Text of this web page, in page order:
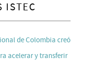
ISTEC
de Colombia creó
acelerar y transferir